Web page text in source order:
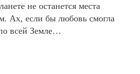
не останется места
Ах, если бы любовь смогла
всей Земле…